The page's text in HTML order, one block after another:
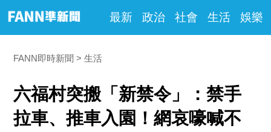
最新 政治 社會 生活 娛樂
FANN即時新聞 生活
六福村突搬「新禁令」：禁手
拉車、推車入園！網哀嚎喊不